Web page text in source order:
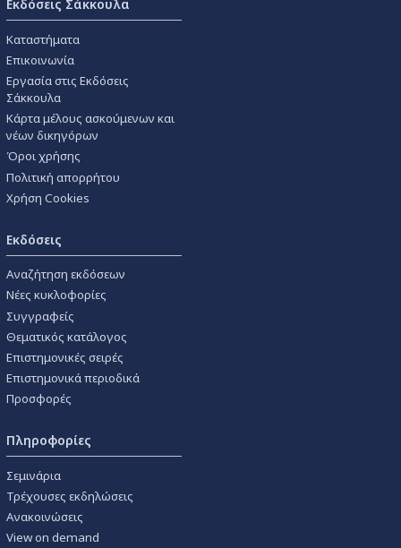
Εκδόσεις Σάκκουλα
Καταστήματα
Επικοινωνία
Εργασία στις Εκδόσεις
Σάκκουλα
Κάρτα μέλους ασκούμενων και
νέων δικηγόρων
Όροι χρήσης
Πολιτική απορρήτου
Χρήση Cookies
Εκδόσεις
Αναζήτηση εκδόσεων
Νέες κυκλοφορίες
Συγγραφείς
Θεματικός κατάλογος
Επιστημονικές σειρές
Επιστημονικά περιοδικά
Προσφορές
Πληροφορίες
Σεμινάρια
Τρέχουσες εκδηλώσεις
Ανακοινώσεις
View on demand